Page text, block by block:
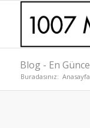
Blog - En
Buradasınız: Anasayfa